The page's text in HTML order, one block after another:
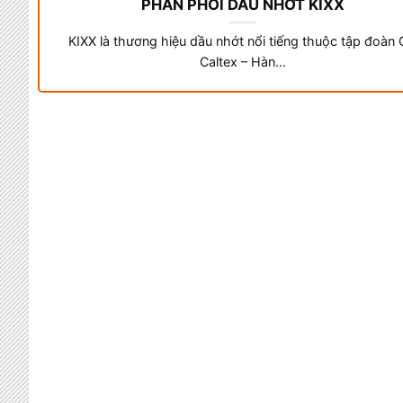
PHÂN PHỐI DẦU NHỚT KIXX
KIXX là thương hiệu dầu nhớt nổi tiếng thuộc tập đoàn
Caltex – Hàn...